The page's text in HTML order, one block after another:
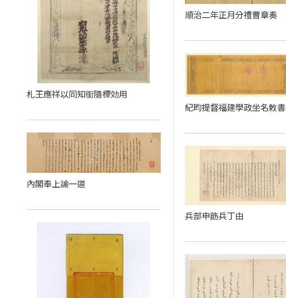
札王應祥以同知銜隨標効用
順治二年正月分禮曹章奏
紀昀提督福建學政坐名敕書
內閣奉上諭一道
兵部申飭兵丁由